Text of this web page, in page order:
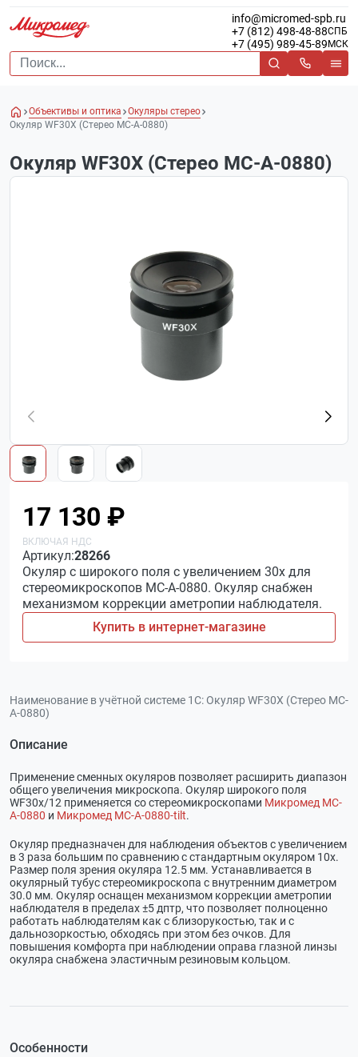
info@micromed-spb.ru
+7 (812) 498-48-88СПБ
+7 (495) 989-45-89 МСК
Объективы и оптика
Окуляры стерео
Окуляр WF30X (Стерео МС-A-0880)
Окуляр WF30X (Стерео МС-A-0880)
17 130 ₽
Артикул:28266
Окуляр c широкого поля с увеличением 30х для
стереомикроскопов МС-A-0880. Окуляр снабжен
механизмом коррекции аметропии наблюдателя.
Купить в интернет-магазине
Наименование в учётной системе 1С:Окуляр WF30X (Стерео МС-
A-0880)
Описание
Применение сменных окуляров позволяет расширить диапазон
общего увеличения микроскопа. Окуляр широкого поля
WF30x/12 применяется со стереомикроскопами Микромед MC-
А-0880 и Микромед MC-А-0880-tilt.
Окуляр предназначен для наблюдения объектов с увеличением
в 3 раза большим по сравнению с стандартным окуляром 10х.
Размер поля зрения окуляра 12.5 мм. Устанавливается в
окулярный тубус стереомикроскопа с внутренним диаметром
30.0 мм. Окуляр оснащен механизмом коррекции аметропии
наблюдателя в пределах ±5 дптр, что позволяет полноценно
работать наблюдателям как с близорукостью, так и с
дальнозоркостью, обходясь при этом без очков. Для
повышения комфорта при наблюдении оправа глазной линзы
окуляра снабжена эластичным резиновым кольцом.
Особенности